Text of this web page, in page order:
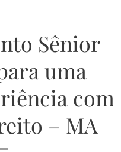
Sênior
uma
com
– MA